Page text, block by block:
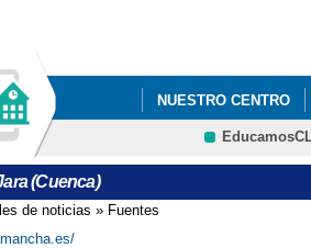
NUESTRO CENTRO
(Cuenca)
usted aquí
de noticias » Fuentes